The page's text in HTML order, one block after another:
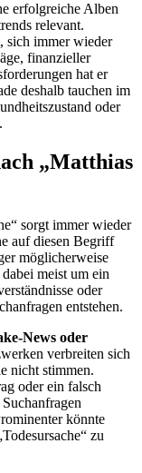
erfolgreiche Alben
relevant.
sich immer wieder
finanzieller
hat er
deshalb tauchen im
oder
„Matthias
sorgt immer wieder
auf diesen Begriff
möglicherweise
meist um ein
oder
entstehen.
News oder
verbreiten sich
nicht stimmen.
oder ein falsch
könnte
zu